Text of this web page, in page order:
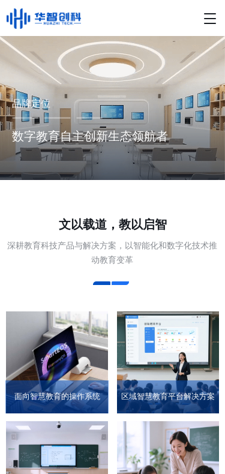
T
g
n
a
v
i
a
t
i
品牌定位
数字教育自主创新生态领航者
文以载道，教以启智
深耕教育科技产品与解决方案，以智能化和数字化技术推
动教育变革
面向智慧教育的操作系统 区域智慧教育平台解决方案